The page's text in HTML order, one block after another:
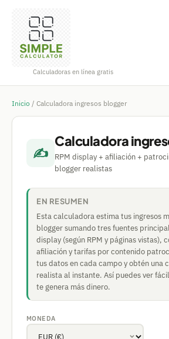
Calculadoras en línea gratis
Inicio / Calculadora ingresos blogger
✍️
Calculadora
RPM display + afiliación +
blogger realistas
EN RESUMEN
Esta calculadora estima tus ingresos
blogger sumando tres fuentes
display (según RPM y páginas vistas),
afiliación y tarifas por contenido
tus datos en cada campo y obtén una
realista al instante. Así puedes ver
te genera más dinero.
MONEDA